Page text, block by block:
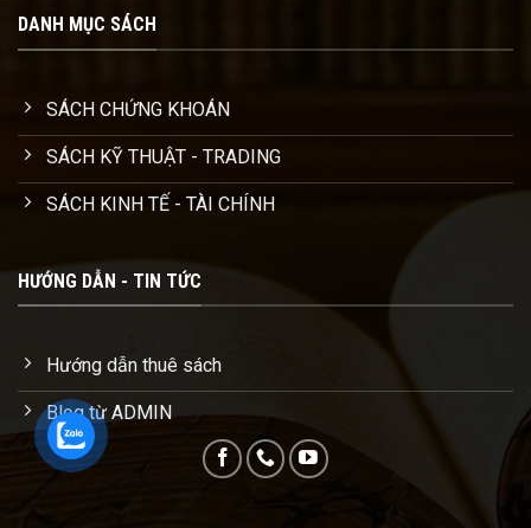
DANH MỤC SÁCH
SÁCH CHỨNG KHOÁN
SÁCH KỸ THUẬT - TRADING
SÁCH KINH TẾ - TÀI CHÍNH
HƯỚNG DẪN - TIN TỨC
Hướng dẫn thuê sách
Blog từ ADMIN